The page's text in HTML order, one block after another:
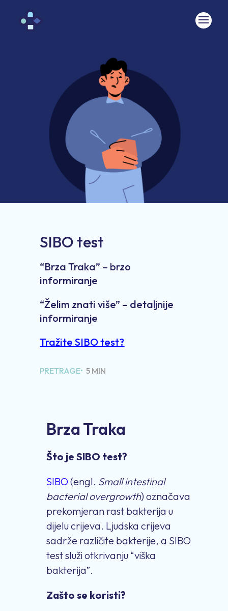
SIBO test
“Brza Traka” – brzo
informiranje
“Želim znati više” – detaljnije
informiranje
Tražite SIBO test?
PRETRAGE• 5 MIN
Brza Traka
Što je SIBO test?
SIBO (engl. Small intestinal
bacterial overgrowth) označava
prekomjeran rast bakterija u
dijelu crijeva. Ljudska crijeva
sadrže različite bakterije, a SIBO
test služi otkrivanju “viška
bakterija”.
Zašto se koristi?